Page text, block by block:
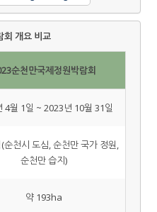
회 개요 비교
순천만국제정원박람회
4월 1일 ~ 2023년 10월 31일
순천시 도심, 순천만 국가 정원,
순천만 습지)
약 193ha